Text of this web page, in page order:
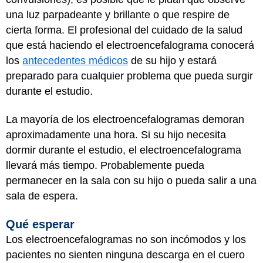
una luz parpadeante y brillante o que respire de
cierta forma. El profesional del cuidado de la salud
que está haciendo el electroencefalograma conocerá
los antecedentes médicos de su hijo y estará
preparado para cualquier problema que pueda surgir
durante el estudio.
La mayoría de los electroencefalogramas demoran
aproximadamente una hora. Si su hijo necesita
dormir durante el estudio, el electroencefalograma
llevará más tiempo. Probablemente pueda
permanecer en la sala con su hijo o pueda salir a una
sala de espera.
Qué esperar
Los electroencefalogramas no son incómodos y los
pacientes no sienten ninguna descarga en el cuero